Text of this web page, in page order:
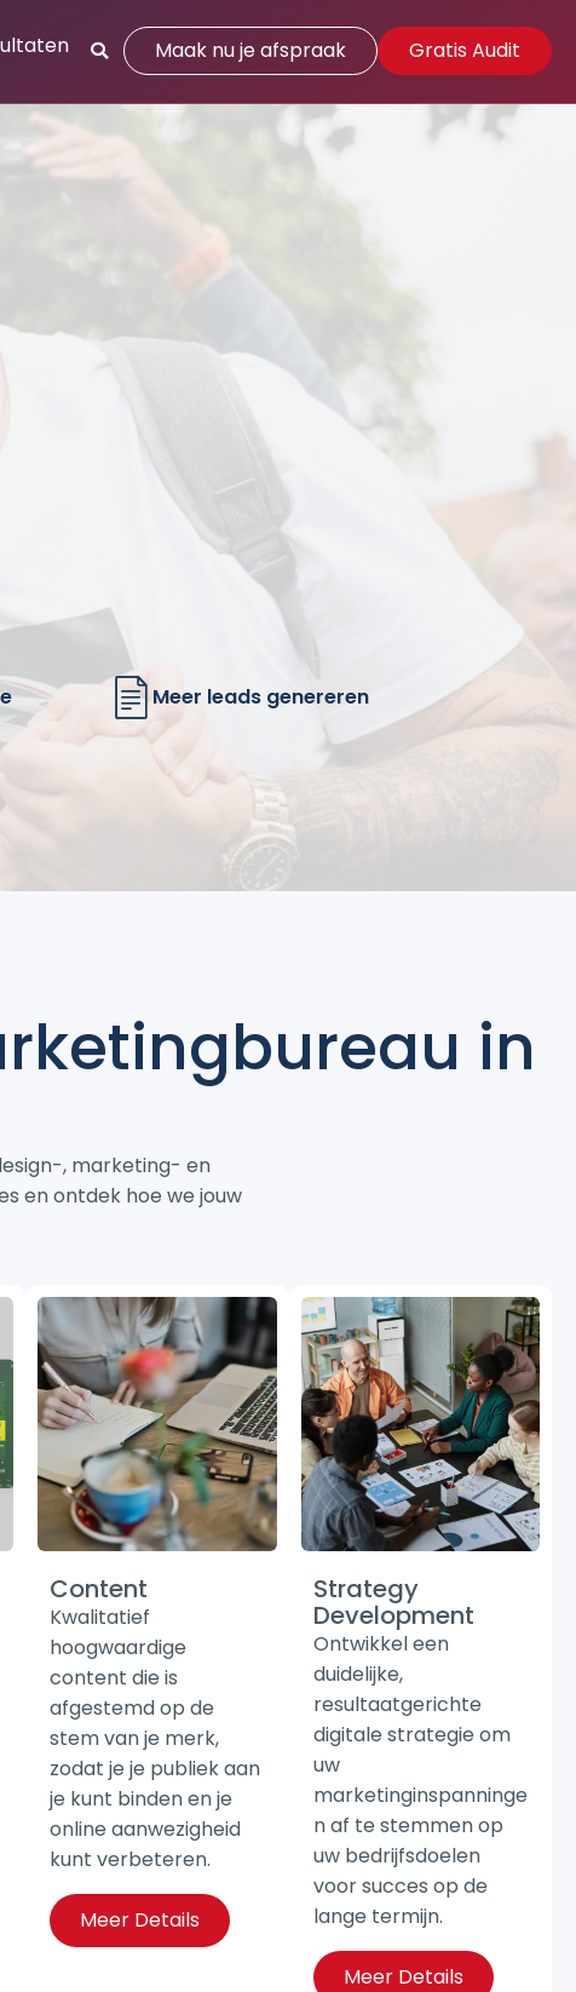
Maak nu je afspraak Gratis Audit
Meer leads genereren
in
, marketing- en
en ontdek hoe we jouw
Content
Kwalitatief
hoogwaardige
content die is
afgestemd op de
stem van je merk,
zodat je je publiek aan
je kunt binden en je
online aanwezigheid
kunt verbeteren.
Meer Details
Strategy
Development
Ontwikkel een
duidelijke,
resultaatgerichte
digitale strategie om
uw
marketinginspanninge
n af te stemmen op
uw bedrijfsdoelen
voor succes op de
lange termijn.
Meer Details